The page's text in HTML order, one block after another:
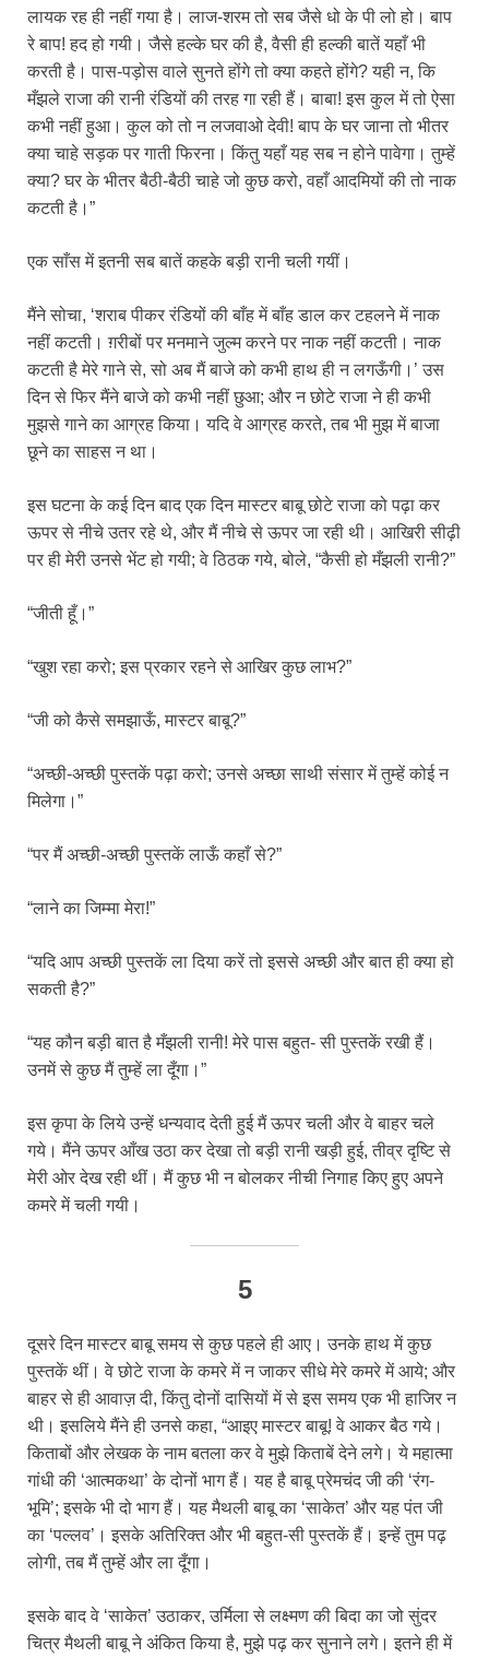
लायक रह ही नहीं गया है। लाज-शरम तो सब जैसे धो के पी लो हो। बाप
रे बाप! हद हो गयी। जैसे हल्के घर की है, वैसी ही हल्की बातें यहाँ भी
करती है। पास-पड़ोस वाले सुनते होंगे तो क्या कहते होंगे? यही न, कि
मँझले राजा की रानी रंडियों की तरह गा रही हैं। बाबा! इस कुल में तो ऐसा
कभी नहीं हुआ। कुल को तो न लजवाओ देवी! बाप के घर जाना तो भीतर
क्या चाहे सड़क पर गाती फिरना। किंतु यहाँ यह सब न होने पावेगा। तुम्हें
क्या? घर के भीतर बैठी-बैठी चाहे जो कुछ करो, वहाँ आदमियों की तो नाक
कटती है।”
एक साँस में इतनी सब बातें कहके बड़ी रानी चली गयीं।
मैंने सोचा, ‘शराब पीकर रंडियों की बाँह में बाँह डाल कर टहलने में नाक
नहीं कटती। ग़रीबों पर मनमाने जुल्म करने पर नाक नहीं कटती। नाक
कटती है मेरे गाने से, सो अब मैं बाजे को कभी हाथ ही न लगऊँगी।’ उस
दिन से फिर मैंने बाजे को कभी नहीं छुआ; और न छोटे राजा ने ही कभी
मुझसे गाने का आग्रह किया। यदि वे आग्रह करते, तब भी मुझ में बाजा
छूने का साहस न था।
इस घटना के कई दिन बाद एक दिन मास्टर बाबू छोटे राजा को पढ़ा कर
ऊपर से नीचे उतर रहे थे, और मैं नीचे से ऊपर जा रही थी। आखिरी सीढ़ी
पर ही मेरी उनसे भेंट हो गयी; वे ठिठक गये, बोले, “कैसी हो मँझली रानी?”
“जीती हूँ।”
“खुश रहा करो; इस प्रकार रहने से आखिर कुछ लाभ?”
“जी को कैसे समझाऊँ, मास्टर बाबू?”
“अच्छी-अच्छी पुस्तकें पढ़ा करो; उनसे अच्छा साथी संसार में तुम्हें कोई न
मिलेगा।”
“पर मैं अच्छी-अच्छी पुस्तकें लाऊँ कहाँ से?”
“लाने का जिम्मा मेरा!”
“यदि आप अच्छी पुस्तकें ला दिया करें तो इससे अच्छी और बात ही क्या हो
सकती है?”
“यह कौन बड़ी बात है मँझली रानी! मेरे पास बहुत- सी पुस्तकें रखी हैं।
उनमें से कुछ मैं तुम्हें ला दूँगा।”
इस कृपा के लिये उन्हें धन्यवाद देती हुई मैं ऊपर चली और वे बाहर चले
गये। मैंने ऊपर आँख उठा कर देखा तो बड़ी रानी खड़ी हुई, तीव्र दृष्टि से
मेरी ओर देख रही थीं। मैं कुछ भी न बोलकर नीची निगाह किए हुए अपने
कमरे में चली गयी।
5
दूसरे दिन मास्टर बाबू समय से कुछ पहले ही आए। उनके हाथ में कुछ
पुस्तकें थीं। वे छोटे राजा के कमरे में न जाकर सीधे मेरे कमरे में आये; और
बाहर से ही आवाज़ दी, किंतु दोनों दासियों में से इस समय एक भी हाजिर न
थी। इसलिये मैंने ही उनसे कहा, “आइए मास्टर बाबू! वे आकर बैठ गये।
किताबों और लेखक के नाम बतला कर वे मुझे किताबें देने लगे। ये महात्मा
गांधी की ‘आत्मकथा’ के दोनों भाग हैं। यह है बाबू प्रेमचंद जी की ‘रंग-
भूमि’; इसके भी दो भाग हैं। यह मैथली बाबू का ‘साकेत’ और यह पंत जी
का ‘पल्लव’। इसके अतिरिक्त और भी बहुत-सी पुस्तकें हैं। इन्हें तुम पढ़
लोगी, तब मैं तुम्हें और ला दूँगा।
इसके बाद वे ‘साकेत’ उठाकर, उर्मिला से लक्ष्मण की बिदा का जो सुंदर
चित्र मैथली बाबू ने अंकित किया है, मुझे पढ़ कर सुनाने लगे। इतने ही में